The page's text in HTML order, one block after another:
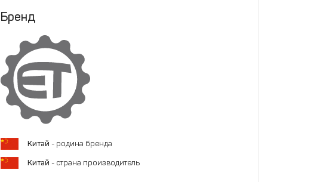
Бренд
Китай - родина бренда
Китай - страна производитель